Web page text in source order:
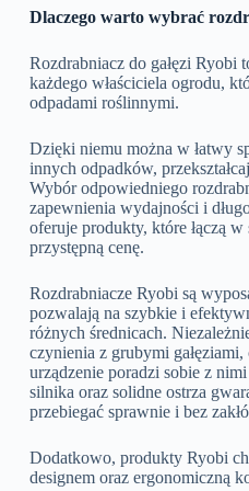
Dlaczego warto wybrać
Rozdrabniacz do gałęzi Ryobi
każdego właściciela ogrodu,
odpadami roślinnymi.
Dzięki niemu można w łatwy
innych odpadków,
Wybór odpowiedniego
zapewnienia wydajności i
oferuje produkty, które łączą
przystępną cenę.
Rozdrabniacze Ryobi są
pozwalają na szybkie i
różnych średnicach.
czynienia z grubymi
urządzenie poradzi sobie z
silnika oraz solidne ostrza
przebiegać sprawnie i bez
Dodatkowo, produkty Ryobi
designem oraz ergonomiczną